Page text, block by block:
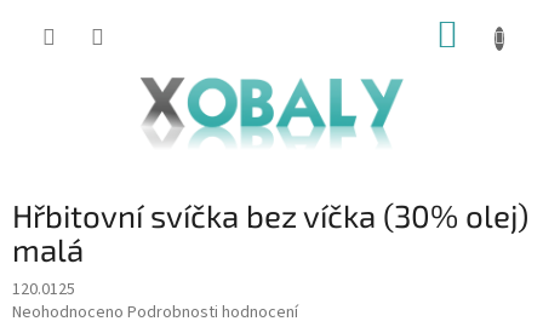
KOŠÍK
Hřbitovní svíčka bez víčka (30% olej)
malá
120.0125
Průměrné
Neohodnoceno Podrobnosti hodnocení